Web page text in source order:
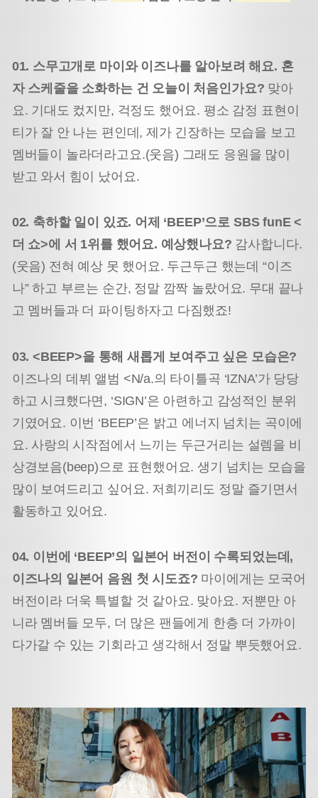
01. 스무고개로 마이와 이즈나를 알아보려 해요. 혼
자 스케줄을 소화하는 건 오늘이 처음인가요? 맞아
요. 기대도 컸지만, 걱정도 했어요. 평소 감정 표현이
티가 잘 안 나는 편인데, 제가 긴장하는 모습을 보고
멤버들이 놀라더라고요.(웃음) 그래도 응원을 많이
받고 와서 힘이 났어요.
02. 축하할 일이 있죠. 어제 ‘BEEP’으로 SBS funE <
더 쇼>에 서 1위를 했어요. 예상했나요? 감사합니다.
(웃음) 전혀 예상 못 했어요. 두근두근 했는데 “이즈
나” 하고 부르는 순간, 정말 깜짝 놀랐어요. 무대 끝나
고 멤버들과 더 파이팅하자고 다짐했죠!
03. <BEEP>을 통해 새롭게 보여주고 싶은 모습은?
이즈나의 데뷔 앨범 <N/a.의 타이틀곡 ‘IZNA’가 당당
하고 시크했다면, ‘SIGN’은 아련하고 감성적인 분위
기였어요. 이번 ‘BEEP’은 밝고 에너지 넘치는 곡이에
요. 사랑의 시작점에서 느끼는 두근거리는 설렘을 비
상경보음(beep)으로 표현했어요. 생기 넘치는 모습을
많이 보여드리고 싶어요. 저희끼리도 정말 즐기면서
활동하고 있어요.
04. 이번에 ‘BEEP’의 일본어 버전이 수록되었는데,
이즈나의 일본어 음원 첫 시도죠? 마이에게는 모국어
버전이라 더욱 특별할 것 같아요. 맞아요. 저뿐만 아
니라 멤버들 모두, 더 많은 팬들에게 한층 더 가까이
다가갈 수 있는 기회라고 생각해서 정말 뿌듯했어요.